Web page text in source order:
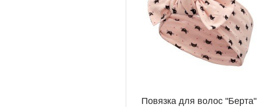
Повязка для волос "Берта"